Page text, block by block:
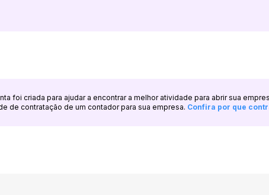
foi criada para ajudar a encontrar a melhor atividade para abrir sua
de contratação de um contador para sua empresa. Confira por que